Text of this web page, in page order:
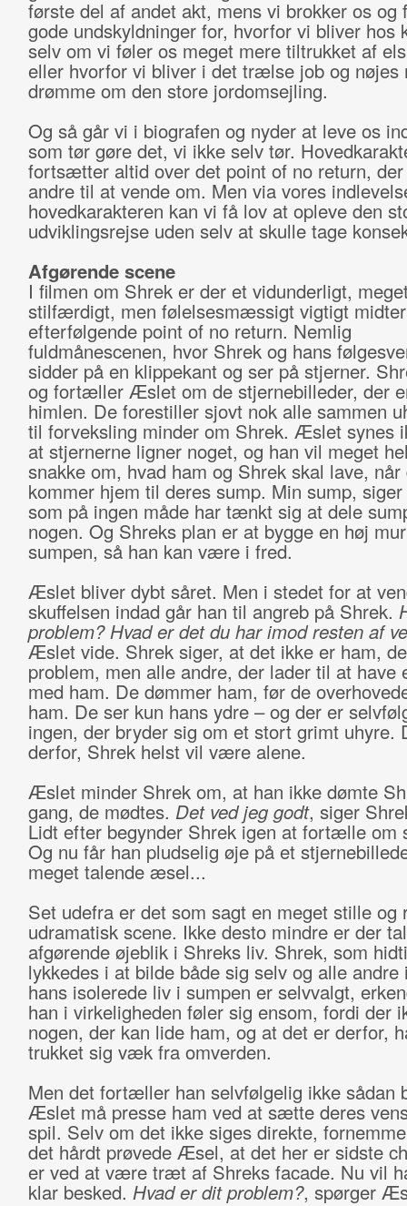
første del af andet akt, mens vi brokker os og
gode undskyldninger for, hvorfor vi bliver hos
selv om vi føler os meget mere tiltrukket af
eller hvorfor vi bliver i det trælse job og nøjes
drømme om den store jordomsejling.
Og så går vi i biografen og nyder at leve os
som tør gøre det, vi ikke selv tør.
fortsætter altid over det point of no return,
andre til at vende om. Men via vores
hovedkarakteren kan vi få lov at opleve den
udviklingsrejse uden selv at skulle tage
Afgørende scene
I filmen om Shrek er der et vidunderligt,
stilfærdigt, men følelsesmæssigt vigtigt
efterfølgende point of no return. Nemlig
fuldmånescenen, hvor Shrek og hans
sidder på en klippekant og ser på stjerner.
og fortæller Æslet om de stjernebilleder, der
himlen. De forestiller sjovt nok alle sammen
til forveksling minder om Shrek. Æslet synes
at stjernerne ligner noget, og han vil meget
snakke om, hvad ham og Shrek skal lave, når
kommer hjem til deres sump. Min sump,
som på ingen måde har tænkt sig at dele
nogen. Og Shreks plan er at bygge en høj
sumpen, så han kan være i fred.
Æslet bliver dybt såret. Men i stedet for at
skuffelsen indad går han til angreb på Shrek.
problem? Hvad er det du har imod resten af
Æslet vide. Shrek siger, at det ikke er ham,
problem, men alle andre, der lader til at have
med ham. De dømmer ham, før de
ham. De ser kun hans ydre – og der er
ingen, der bryder sig om et stort grimt uhyre.
derfor, Shrek helst vil være alene.
Æslet minder Shrek om, at han ikke dømte
gang, de mødtes. Det ved jeg godt, siger
Lidt efter begynder Shrek igen at fortælle om
Og nu får han pludselig øje på et
meget talende æsel...
Set udefra er det som sagt en meget stille og
udramatisk scene. Ikke desto mindre er der
afgørende øjeblik i Shreks liv. Shrek, som
lykkedes i at bilde både sig selv og alle andre
hans isolerede liv i sumpen er selvvalgt,
han i virkeligheden føler sig ensom, fordi der
nogen, der kan lide ham, og at det er derfor,
trukket sig væk fra omverden.
Men det fortæller han selvfølgelig ikke sådan
Æslet må presse ham ved at sætte deres
spil. Selv om det ikke siges direkte,
det hårdt prøvede Æsel, at det her er sidste
er ved at være træt af Shreks facade. Nu vil
klar besked. Hvad er dit problem?, spørger